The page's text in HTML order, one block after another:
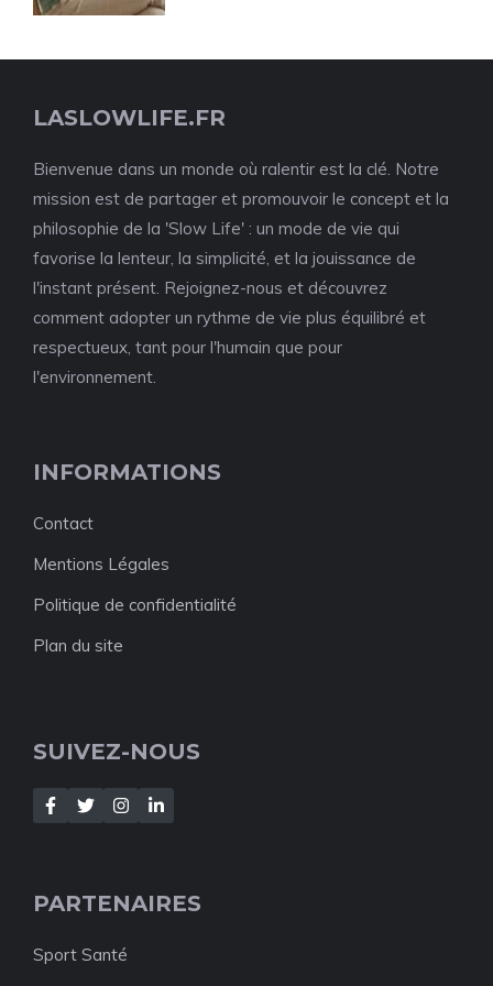
LASLOWLIFE.FR
Bienvenue dans un monde où ralentir est la clé. Notre
mission est de partager et promouvoir le concept et la
philosophie de la 'Slow Life' : un mode de vie qui
favorise la lenteur, la simplicité, et la jouissance de
l'instant présent. Rejoignez-nous et découvrez
comment adopter un rythme de vie plus équilibré et
respectueux, tant pour l'humain que pour
l'environnement.
INFORMATIONS
Contact
Mentions Légales
Politique de confidentialité
Plan du site
SUIVEZ-NOUS
PARTENAIRES
Sport Santé